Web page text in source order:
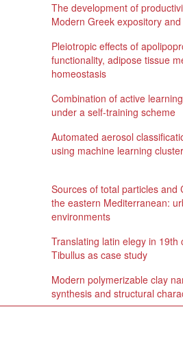
The development of
Modern Greek expository
Pleiotropic effects of
functionality, adipose tissue
homeostasis
Combination of active
under a self-training scheme
Automated aerosol
using machine learning
Sources of total particles and
the eastern Mediterranean:
environments
Translating latin elegy in
Tibullus as case study
Modern polymerizable clay
synthesis and structural